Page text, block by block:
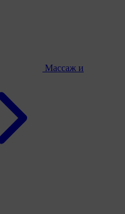
Массаж и